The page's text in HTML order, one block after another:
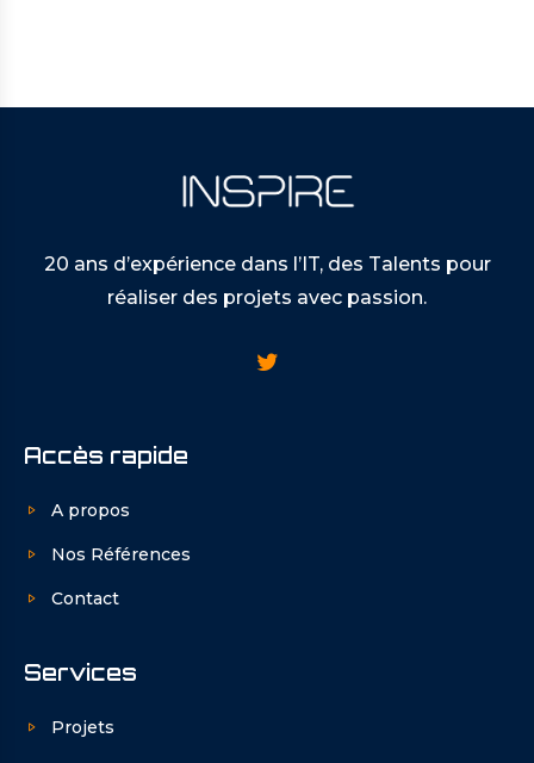
20 ans d’expérience dans l’IT, des Talents pour
réaliser des projets avec passion.
Accès rapide
A propos
Nos Références
Contact
Services
Projets